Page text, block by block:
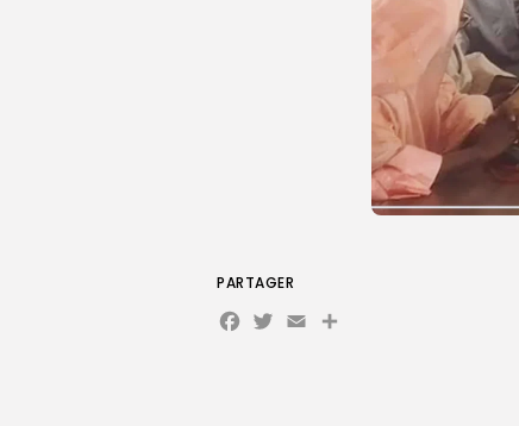
PARTAGER
Facebook
Twitter
Email